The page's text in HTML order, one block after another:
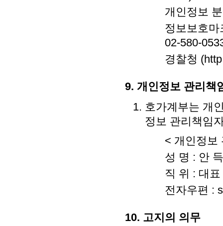
개인정보
정보보호마
02-580-
경찰청
9. 개인정보 관리책
호가계부는 개
정보 관리책임
< 개인정보
성 명 : 안
직 위 : 대표
전자우편 :
10. 고지의 의무